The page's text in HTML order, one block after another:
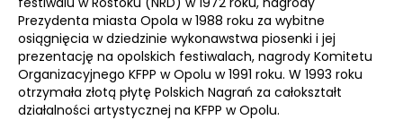
Prezydenta miasta Opola w 1988 roku za wybitne
osiągnięcia w dziedzinie wykonawstwa piosenki i jej
prezentację na opolskich festiwalach, nagrody Komitetu
Organizacyjnego KFPP w Opolu w 1991 roku. W 1993 roku
otrzymała złotą płytę Polskich Nagrań za całokształt
działalności artystycznej na KFPP w Opolu.